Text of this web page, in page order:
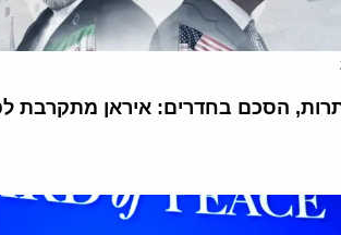
הסכם בחדרים: איראן מתקרבת